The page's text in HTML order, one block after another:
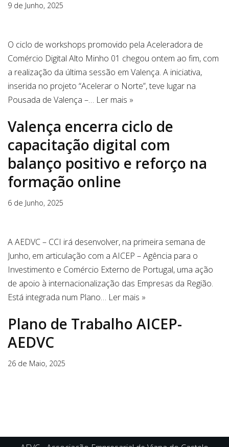
9 de Junho, 2025
O ciclo de workshops promovido pela Aceleradora de
Comércio Digital Alto Minho 01 chegou ontem ao fim, com
a realização da última sessão em Valença. A iniciativa,
inserida no projeto “Acelerar o Norte”, teve lugar na
Pousada de Valença –… Ler mais »
Valença encerra ciclo de
capacitação digital com
balanço positivo e reforço na
formação online
6 de Junho, 2025
A AEDVC – CCI irá desenvolver, na primeira semana de
Junho, em articulação com a AICEP – Agência para o
Investimento e Comércio Externo de Portugal, uma ação
de apoio à internacionalização das Empresas da Região.
Está integrada num Plano… Ler mais »
Plano de Trabalho AICEP-
AEDVC
26 de Maio, 2025